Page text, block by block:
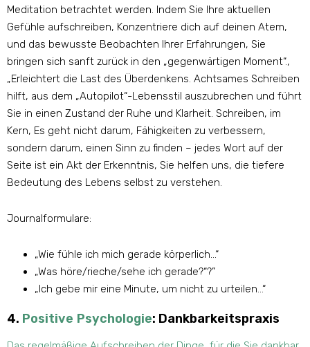
Meditation betrachtet werden. Indem Sie Ihre aktuellen
Gefühle aufschreiben, Konzentriere dich auf deinen Atem,
und das bewusste Beobachten Ihrer Erfahrungen, Sie
bringen sich sanft zurück in den „gegenwärtigen Moment“.,
„Erleichtert die Last des Überdenkens. Achtsames Schreiben
hilft, aus dem „Autopilot“-Lebensstil auszubrechen und führt
Sie in einen Zustand der Ruhe und Klarheit. Schreiben, im
Kern, Es geht nicht darum, Fähigkeiten zu verbessern,
sondern darum, einen Sinn zu finden – jedes Wort auf der
Seite ist ein Akt der Erkenntnis, Sie helfen uns, die tiefere
Bedeutung des Lebens selbst zu verstehen.
Journalformulare:
„Wie fühle ich mich gerade körperlich…“
„Was höre/rieche/sehe ich gerade?“?”
„Ich gebe mir eine Minute, um nicht zu urteilen…“
4. Positive Psychologie: Dankbarkeitspraxis